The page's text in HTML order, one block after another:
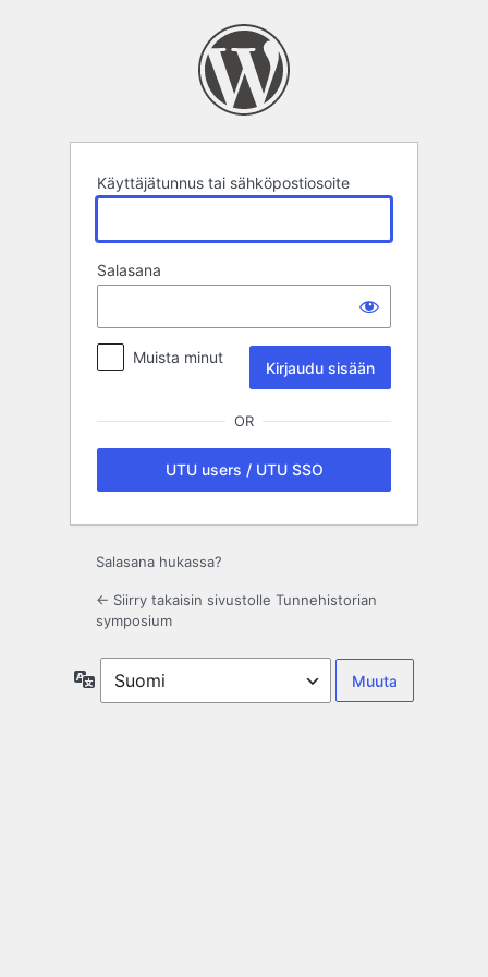
Käyttäjätunnus tai sähköpostiosoite
Salasana
Muista minut
OR
UTU users / UTU SSO
Salasana hukassa?
← Siirry takaisin sivustolle Tunnehistorian
symposium
Kieli